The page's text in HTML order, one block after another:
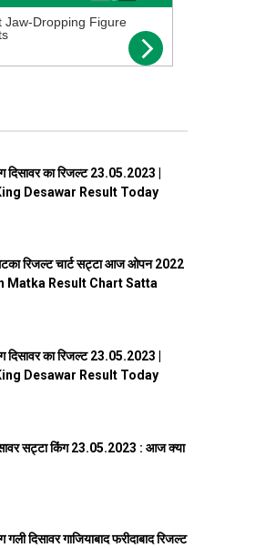
दिसावर का रिजल्ट 23.05.2023 |
Desawar Result Today
रिजल्ट चार्ट सट्टा आज ओपन 2022
Matka Result Chart Satta
दिसावर का रिजल्ट 23.05.2023 |
Desawar Result Today
सट्टा किंग 23.05.2023 : आज क्या
गली दिसावर गाजियाबाद फरीदाबाद रिजल्ट